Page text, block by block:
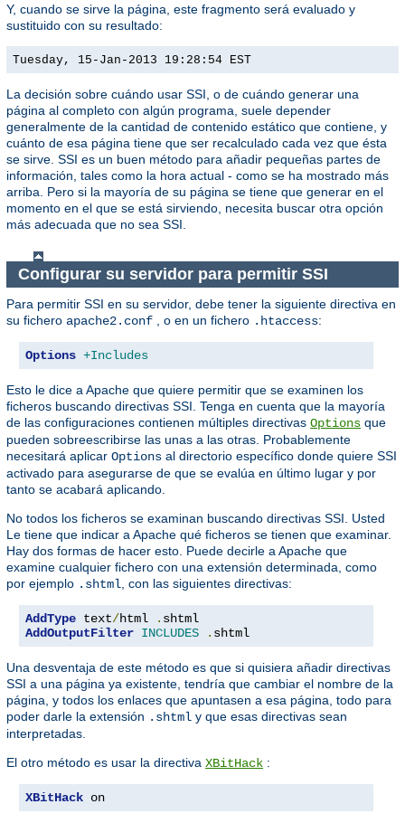
Y, cuando se sirve la página, este fragmento será evaluado y
sustituido con su resultado:
Tuesday, 15-Jan-2013 19:28:54 EST
La decisión sobre cuándo usar SSI, o de cuándo generar una
página al completo con algún programa, suele depender
generalmente de la cantidad de contenido estático que contiene, y
cuánto de esa página tiene que ser recalculado cada vez que ésta
se sirve. SSI es un buen método para añadir pequeñas partes de
información, tales como la hora actual - como se ha mostrado más
arriba. Pero si la mayoría de su página se tiene que generar en el
momento en el que se está sirviendo, necesita buscar otra opción
más adecuada que no sea SSI.
Configurar su servidor para permitir SSI
Para permitir SSI en su servidor, debe tener la siguiente directiva en
su fichero apache2.conf , o en un fichero .htaccess:
Options +Includes
Esto le dice a Apache que quiere permitir que se examinen los
ficheros buscando directivas SSI. Tenga en cuenta que la mayoría
de las configuraciones contienen múltiples directivas Options que
pueden sobreescribirse las unas a las otras. Probablemente
necesitará aplicar Options al directorio específico donde quiere SSI
activado para asegurarse de que se evalúa en último lugar y por
tanto se acabará aplicando.
No todos los ficheros se examinan buscando directivas SSI. Usted
Le tiene que indicar a Apache qué ficheros se tienen que examinar.
Hay dos formas de hacer esto. Puede decirle a Apache que
examine cualquier fichero con una extensión determinada, como
por ejemplo .shtml , con las siguientes directivas:
AddType text/html .
AddOutputFilter INCLUDES . shtml
Una desventaja de este método es que si quisiera añadir directivas
SSI a una página ya existente, tendría que cambiar el nombre de la
página, y todos los enlaces que apuntasen a esa página, todo para
poder darle la extensión .shtml y que esas directivas sean
interpretadas.
El otro método es usar la directiva XBitHack :
XBitHack on